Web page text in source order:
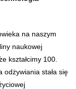
na naszym
naukowej
kształcimy 100.
odżywiania stała się